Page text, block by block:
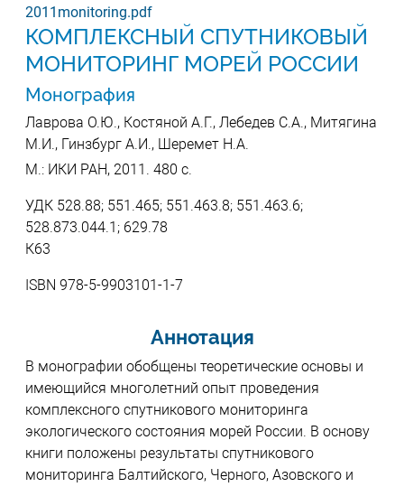
2011monitoring.pdf
КОМПЛЕКСНЫЙ СПУТНИКОВЫЙ
МОНИТОРИНГ МОРЕЙ РОССИИ
Монография
Лаврова О.Ю., Костяной А.Г., Лебедев С.А., Митягина
М.И., Гинзбург А.И., Шеремет Н.А.
М.: ИКИ РАН, 2011. 480 c.
УДК 528.88; 551.465; 551.463.8; 551.463.6;
528.873.044.1; 629.78
К63
ISBN 978-5-9903101-1-7
Аннотация
В монографии обобщены теоретические основы и
имеющийся многолетний опыт проведения
комплексного спутникового мониторинга
экологического состояния морей России. В основу
книги положены результаты спутникового
мониторинга Балтийского, Черного, Азовского и